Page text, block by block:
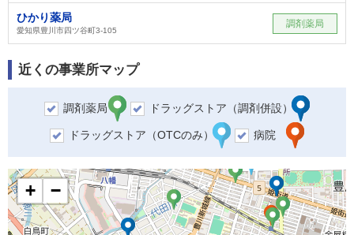
ひかり薬局
愛知県豊川市四ツ谷町3-105
調剤薬局
近くの事業所マップ
調剤薬局 ドラッグストア（調剤併設）
ドラッグストア（OTCのみ） 病院
+ −